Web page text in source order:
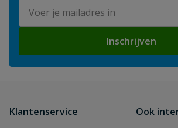
Inschrijven
Klantenservice
Ook